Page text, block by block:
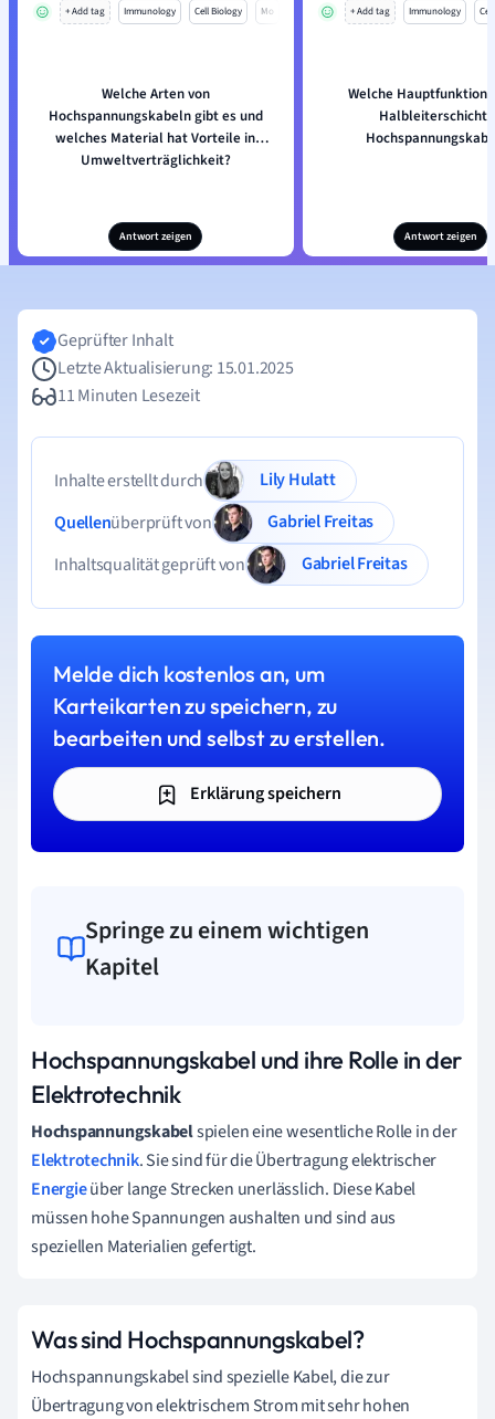
+ Add tag Immunology Cell Biology Mo
Welche Arten von
Hochspannungskabeln gibt es und
welches Material hat Vorteile in
Umweltverträglichkeit?
Antwort zeigen
+ Add tag Immunology
Welche Hauptfunktion
Halbleiterschicht
Antwort zeigen
Geprüfter Inhalt
Letzte Aktualisierung: 15.01.2025
11 Minuten Lesezeit
Inhalte erstellt durch
Lily Hulatt
Quellenüberprüft von
Gabriel Freitas
Inhaltsqualität geprüft von
Gabriel Freitas
Melde dich kostenlos an, um
Karteikarten zu speichern, zu
bearbeiten und selbst zu erstellen.
Erklärung speichern
Springe zu einem wichtigen
Kapitel
Hochspannungskabel und ihre Rolle in der
Elektrotechnik
Hochspannungskabelspielen eine wesentliche Rolle in der
Elektrotechnik. Sie sind für die Übertragung elektrischer
Energieüber lange Strecken unerlässlich. Diese Kabel
müssen hohe Spannungen aushalten und sind aus
speziellen Materialien gefertigt.
Was sind Hochspannungskabel?
Hochspannungskabel sind spezielle Kabel, die zur
Übertragung von elektrischem Strom mit sehr hohen